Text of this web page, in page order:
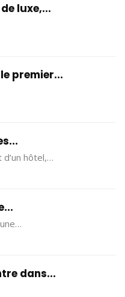
luxe,...
premier...
hôtel,…
dans...